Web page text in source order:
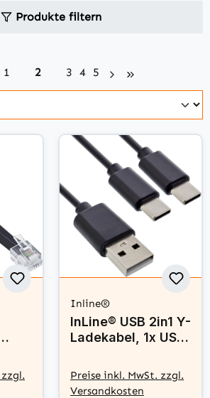
Produkte filtern
Seite
1 Seite
2 Seite
3 Seite
4 Seite
5
Inline®
InLine® USB 2in1 Y-
Ladekabel, 1x USB-
USB-C Stecker,
schwarz 1m
Preise inkl. MwSt. zzgl.
Versandkosten